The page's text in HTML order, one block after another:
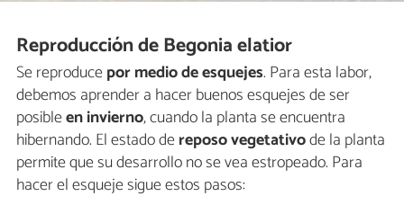
Reproducción de Begonia elatior
Se reproducepor medio de esquejes. Para esta labor,
debemos aprender a hacer buenos esquejes de ser
posibleen invierno, cuando la planta se encuentra
hibernando. El estado dereposo vegetativode la planta
permite que su desarrollo no se vea estropeado. Para
hacer el esqueje sigue estos pasos: